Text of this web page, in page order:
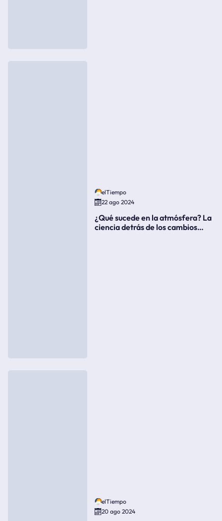
elTiempo
22 ago 2024
¿Qué sucede en la atmósfera? La
ciencia detrás de los cambios
elTiempo
20 ago 2024